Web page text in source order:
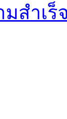
สำเร็